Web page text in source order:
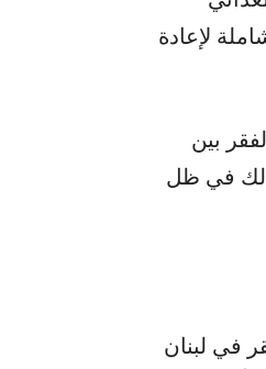
لإعادة
آذار 2024 أنّ “نسبة الفقر بين
اللاجئين)؛ وذلك في ظل
في لبنان